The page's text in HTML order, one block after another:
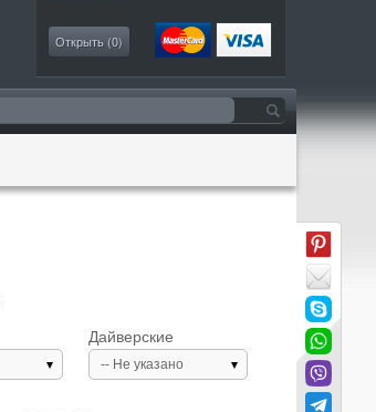
Открыть (0)
Дайверские
-- Не указано